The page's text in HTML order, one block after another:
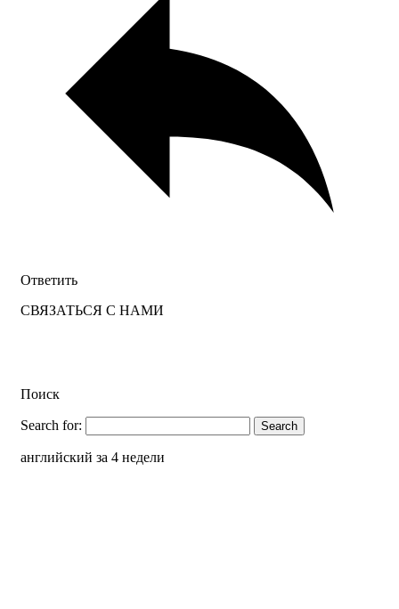
Ответить
СВЯЗАТЬСЯ С НАМИ
Поиск
Search for:
английский за 4 недели